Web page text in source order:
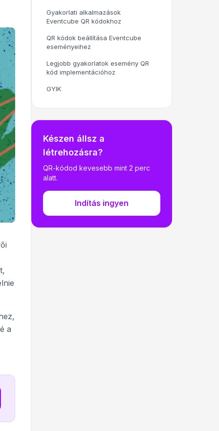
a
Gyakorlati alkalmazások
Eventcube QR kódokhoz
QR kódok beállítása Eventcube
eseményeihez
Legjobb gyakorlatok esemény QR
kód implementációhoz
GYIK
Készen állsz a
létrehozásra?
QR-kódod kevesebb mint 2 perc
alatt.
Indítás ingyen